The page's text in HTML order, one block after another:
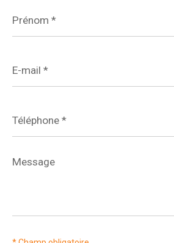
*
mail
*
*
Message
*